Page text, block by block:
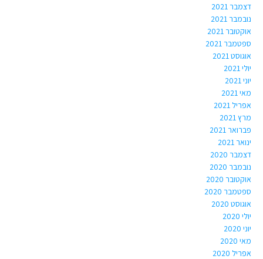
דצמבר 2021
נובמבר 2021
אוקטובר 2021
ספטמבר 2021
אוגוסט 2021
יולי 2021
יוני 2021
מאי 2021
אפריל 2021
מרץ 2021
פברואר 2021
ינואר 2021
דצמבר 2020
נובמבר 2020
אוקטובר 2020
ספטמבר 2020
אוגוסט 2020
יולי 2020
יוני 2020
מאי 2020
אפריל 2020